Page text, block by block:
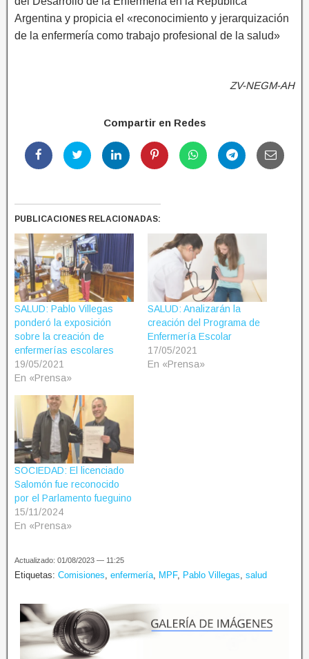
Argentina y propicia el «reconocimiento y jerarquización
de la enfermería como trabajo profesional de la salud»
ZV-NEGM-AH
Compartir en Redes
PUBLICACIONES RELACIONADAS:
SALUD: Pablo Villegas
ponderó la exposición
sobre la creación de
enfermerías escolares
19/05/2021
En «Prensa»
SALUD: Analizarán la
creación del Programa de
Enfermería Escolar
17/05/2021
En «Prensa»
SOCIEDAD: El licenciado
Salomón fue reconocido
por el Parlamento fueguino
15/11/2024
En «Prensa»
Actualizado: 01/08/2023 — 11:25
Etiquetas: Comisiones enfermería MPF, Pablo Villegas salud